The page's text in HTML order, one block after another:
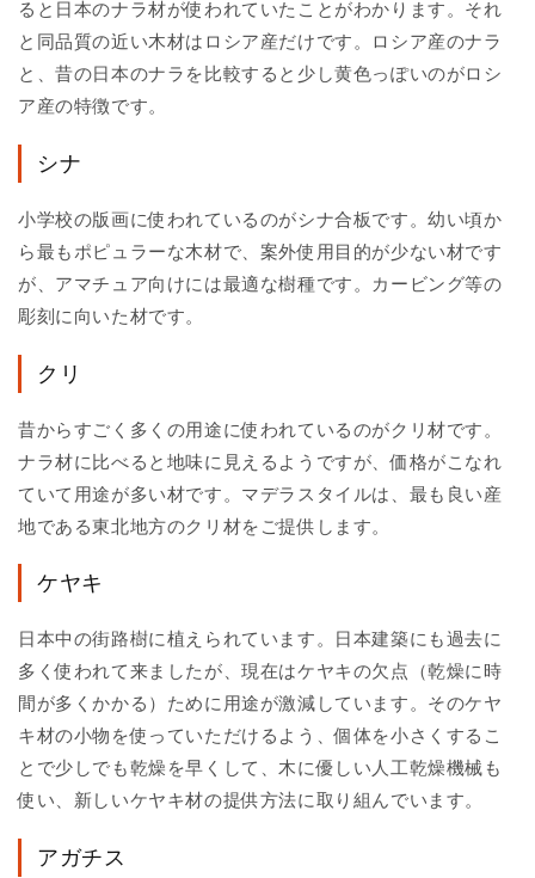
ると日本のナラ材が使われていたことがわかります。それ
と同品質の近い木材はロシア産だけです。ロシア産のナラ
と、昔の日本のナラを比較すると少し黄色っぽいのがロシ
ア産の特徴です。
シナ
小学校の版画に使われているのがシナ合板です。幼い頃か
ら最もポピュラーな木材で、案外使用目的が少ない材です
が、アマチュア向けには最適な樹種です。カービング等の
彫刻に向いた材です。
クリ
昔からすごく多くの用途に使われているのがクリ材です。
ナラ材に比べると地味に見えるようですが、価格がこなれ
ていて用途が多い材です。マデラスタイルは、最も良い産
地である東北地方のクリ材をご提供します。
ケヤキ
日本中の街路樹に植えられています。日本建築にも過去に
多く使われて来ましたが、現在はケヤキの欠点（乾燥に時
間が多くかかる）ために用途が激減しています。そのケヤ
キ材の小物を使っていただけるよう、個体を小さくするこ
とで少しでも乾燥を早くして、木に優しい人工乾燥機械も
使い、新しいケヤキ材の提供方法に取り組んでいます。
アガチス